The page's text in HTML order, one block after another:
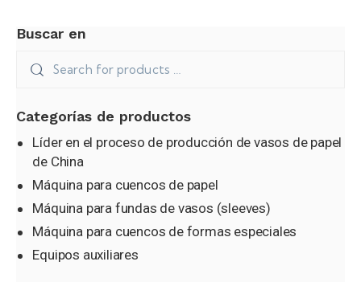
Máquina para cuencos de
Máquina para fundas de
vasos (sleeves)
Buscar en
Categorías de productos
Líder en el proceso de producción de vasos de papel
de China
Máquina para cuencos de papel
Máquina para fundas de vasos (sleeves)
Máquina para cuencos de formas especiales
Equipos auxiliares